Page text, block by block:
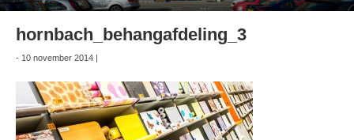
hornbach_behangafdeling_3
- 10 november 2014 |